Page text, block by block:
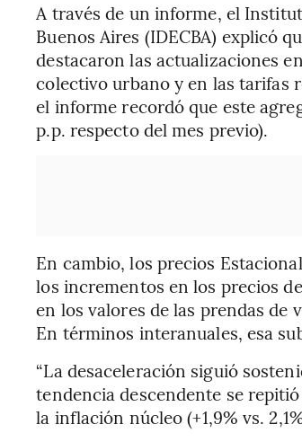
A través de un informe, el
Buenos Aires (IDECBA) explicó
destacaron las actualizaciones
colectivo urbano y en las tarifas
el informe recordó que este
p.p. respecto del mes previo).
En cambio, los precios
los incrementos en los precios
en los valores de las prendas de
En términos interanuales, esa
“La desaceleración siguió
tendencia descendente se
la inflación núcleo (+1,9% vs.